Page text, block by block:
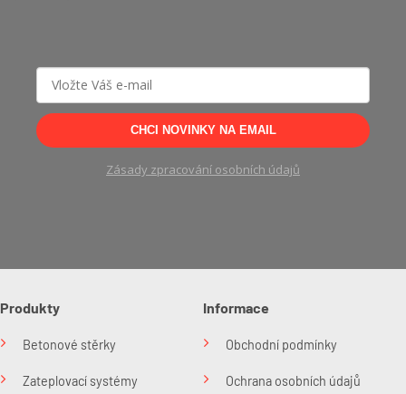
CHCI NOVINKY NA EMAIL
Zásady zpracování osobních údajů
Produkty
Betonové stěrky
Zateplovací systémy
Informace
Obchodní podmínky
Ochrana osobních údajů